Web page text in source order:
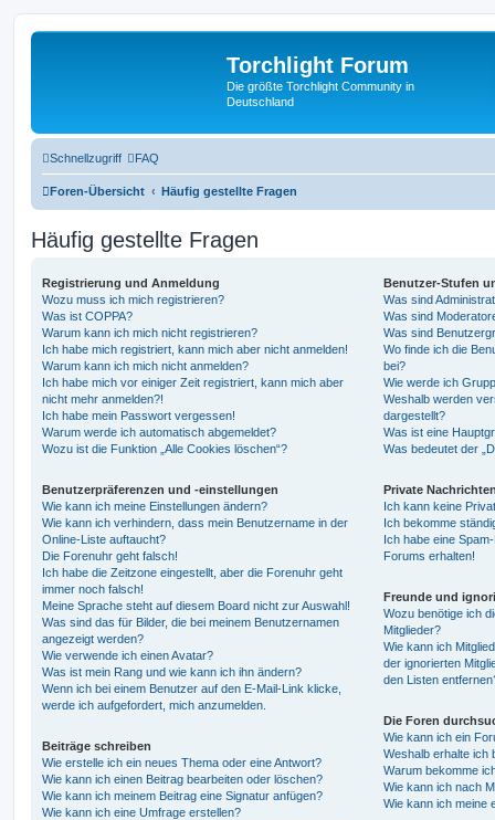
Torchlight Forum
Die größte Torchlight Community in
Deutschland
Schnellzugriff FAQ
Foren-Übersicht Häufig gestellte Fragen
Häufig gestellte Fragen
Registrierung und Anmeldung
Wozu muss ich mich registrieren?
Was ist COPPA?
Warum kann ich mich nicht registrieren?
Ich habe mich registriert, kann mich aber nicht anmelden!
Warum kann ich mich nicht anmelden?
Ich habe mich vor einiger Zeit registriert, kann mich aber
nicht mehr anmelden?!
Ich habe mein Passwort vergessen!
Warum werde ich automatisch abgemeldet?
Wozu ist die Funktion „Alle Cookies löschen“?
Benutzerpräferenzen und -einstellungen
Wie kann ich meine Einstellungen ändern?
Wie kann ich verhindern, dass mein Benutzername in der
Online-Liste auftaucht?
Die Forenuhr geht falsch!
Ich habe die Zeitzone eingestellt, aber die Forenuhr geht
immer noch falsch!
Meine Sprache steht auf diesem Board nicht zur Auswahl!
Was sind das für Bilder, die bei meinem Benutzernamen
angezeigt werden?
Wie verwende ich einen Avatar?
Was ist mein Rang und wie kann ich ihn ändern?
Wenn ich bei einem Benutzer auf den E-Mail-Link klicke,
werde ich aufgefordert, mich anzumelden.
Beiträge schreiben
Wie erstelle ich ein neues Thema oder eine Antwort?
Wie kann ich einen Beitrag bearbeiten oder löschen?
Wie kann ich meinem Beitrag eine Signatur anfügen?
Wie kann ich eine Umfrage erstellen?
Benutzer-Stufen
Was sind
Was sind
Was sind
Wo finde ich die
bei?
Wie werde ich
Weshalb werden
dargestellt?
Was ist eine
Was bedeutet der
Private
Ich kann keine
Ich bekomme
Ich habe eine
Forums erhalten!
Freunde und
Wozu benötige ich
Mitglieder?
Wie kann ich
der ignorierten
den Listen
Die Foren
Wie kann ich ein
Weshalb erhalte ich
Warum bekomme
Wie kann ich nach
Wie kann ich meine